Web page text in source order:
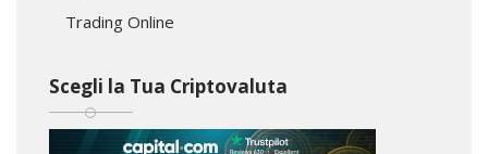
Trading Online
Scegli la Tua Criptovaluta